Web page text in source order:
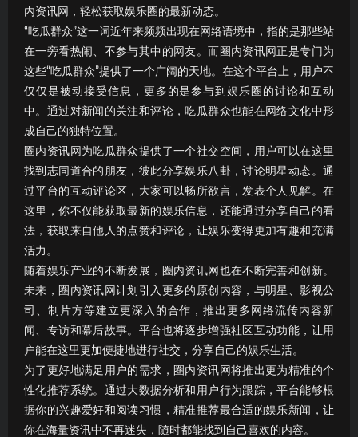
内资讯网，轻松获取娱乐圈的最新动态。
“吃瓜群众”这一词近年来频频出现在网络语境中，指的是那些站
在一旁看热闹、不参与其中的网友。而圈内资讯网正是专门为
这些“吃瓜群众”提供了一个广阔的天地。在这个平台上，用户不
仅仅是被动接受信息，更多的是参与到娱乐圈的讨论和互动
中。通过对新闻的关注和评论，吃瓜群众也能在网络文化中形
成自己的独特位置。
圈内资讯网为吃瓜群众提供了一个社交空间，用户可以在这里
找到志同道合的朋友，彼此分享娱乐八卦，讨论明星动态。通
过平台的互动评论区，大家可以畅所欲言，发表个人见解。在
这里，你不仅能获取最新的娱乐信息，还能通过分享自己的看
法，获取来自他人的点赞和评论，让娱乐变得更加有趣和充满
活力。
随着娱乐产业的不断发展，圈内资讯网也在不断完善和创新。
未来，圈内资讯网计划引入更多的原创内容，与明星、影视公
司、制片方等建立更深入的合作，推出更多网络流传内容新
闻、专访和幕后故事。平台也将逐步增强社区互动功能，让用
户能在这里更加便捷地进行社交，分享自己的娱乐生活。
为了更好地满足用户的需求，圈内资讯网将推出更为精准的个
性化推荐系统。通过大数据分析和用户行为跟踪，平台能够根
据你的兴趣爱好和阅读习惯，精准推荐最合适的娱乐新闻，让
你在海量资讯中不再迷失，随时都能找到自己喜欢的内容。